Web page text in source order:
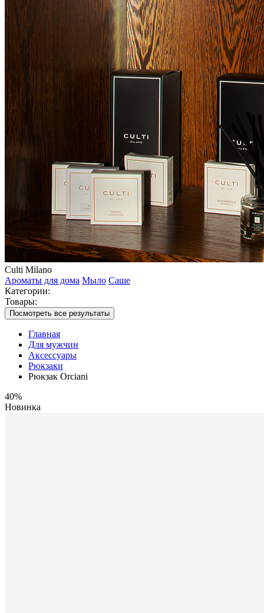
Culti Milano
Ароматы для дома Мыло Саше
Категории:
Товары:
Посмотреть все результаты
Главная
Для мужчин
Аксессуары
Рюкзаки
Рюкзак Orciani
40%
Новинка